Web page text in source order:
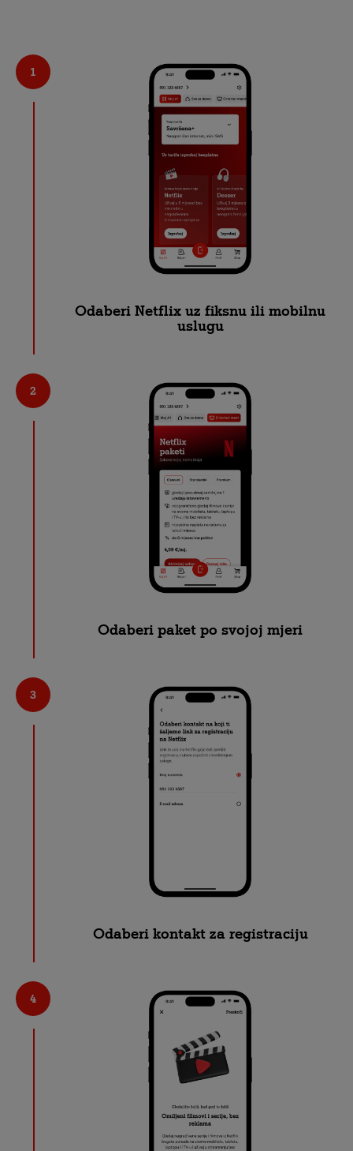
Odaberi Netflix uz fiksnu ili mobilnu
uslugu
Odaberi paket po svojoj mjeri
Odaberi kontakt za registraciju